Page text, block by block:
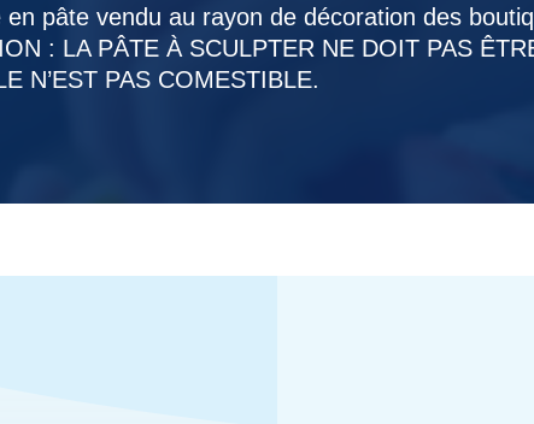
pâte vendu au rayon de décoration des
: LA PÂTE À SCULPTER NE DOIT PAS
N’EST PAS COMESTIBLE.